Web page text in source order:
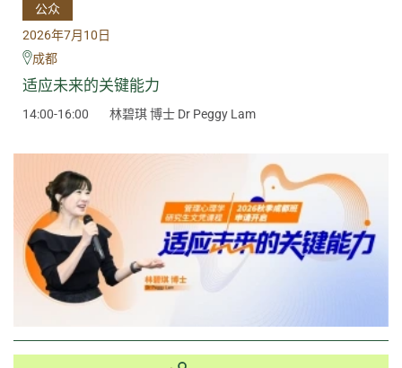
公众
2026年7月10日
成都
适应未来的关键能力
14:00-16:00 林碧琪 博士 Dr Peggy Lam